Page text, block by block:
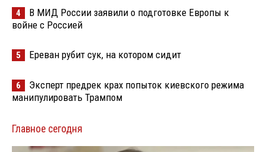
4
В МИД России заявили о подготовке Европы к
войне с Россией
5 Ереван рубит сук, на котором сидит
6
Эксперт предрек крах попыток киевского режима
манипулировать Трампом
Главное сегодня